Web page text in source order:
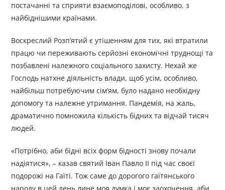
постачанні та сприяти взаємоподілові, особливо, з
найбіднішими країнами.
Воскреслий Розп’ятий є утішенням для тих, які втратили
працю чи переживають серйозні економічні труднощі та
позбавлені належного соціального захисту. Нехай же
Господь натхне діяльність влади, щоб усім, особливо,
найбільш потребуючим сім’ям, було надано необхідну
допомогу та належне утримання. Пандемія, на жаль,
драматично помножила кількість бідних та відчай тисяч
людей.
«Потрібно, аби бідні всіх форм бідності знову почали
надіятися», – казав святий Іван Павло ІІ під час своєї
подорожі на Гаїті. Тож саме до дорогого гаїтянського